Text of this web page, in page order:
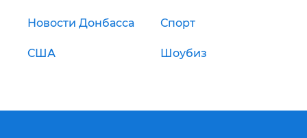
Новости Донбасса Спорт
США Шоубиз